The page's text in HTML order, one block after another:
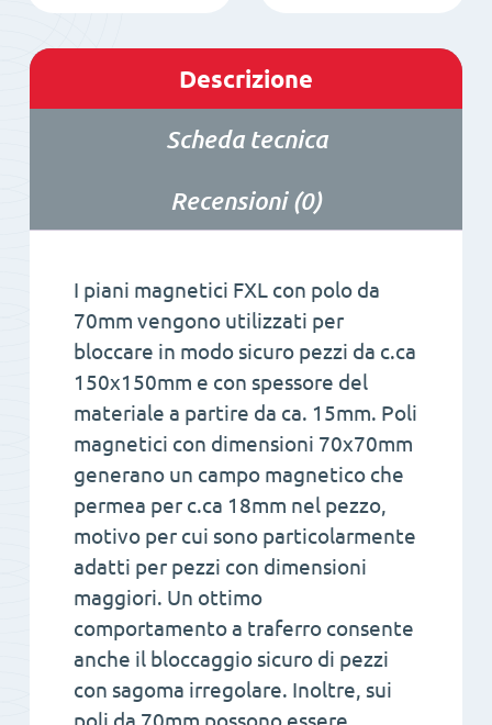
Descrizione
Scheda tecnica
Recensioni (0)
I piani magnetici FXL con polo da
70mm vengono utilizzati per
bloccare in modo sicuro pezzi da c.ca
150x150mm e con spessore del
materiale a partire da ca. 15mm. Poli
magnetici con dimensioni 70x70mm
generano un campo magnetico che
permea per c.ca 18mm nel pezzo,
motivo per cui sono particolarmente
adatti per pezzi con dimensioni
maggiori. Un ottimo
comportamento a traferro consente
anche il bloccaggio sicuro di pezzi
con sagoma irregolare. Inoltre, sui